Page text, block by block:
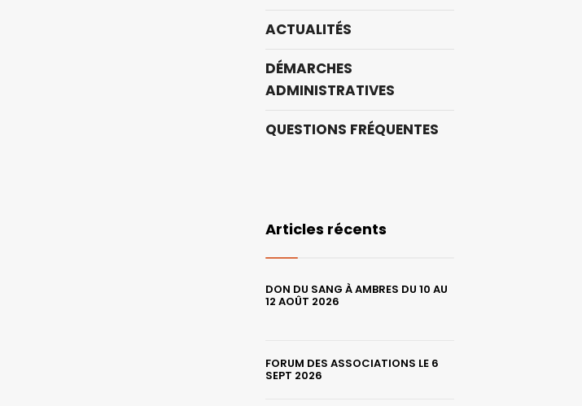
ACTUALITÉS
DÉMARCHES
ADMINISTRATIVES
QUESTIONS FRÉQUENTES
Articles récents
DON DU SANG À AMBRES DU 10 AU
12 AOÛT 2026
FORUM DES ASSOCIATIONS LE 6
SEPT 2026